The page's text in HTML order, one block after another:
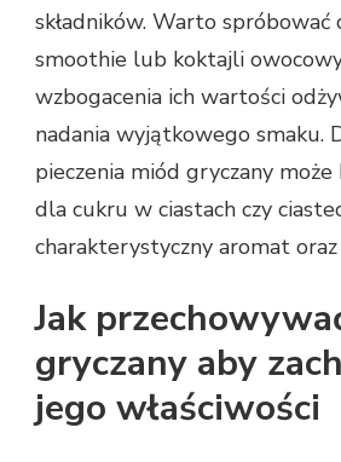
składników. Warto spróbować
smoothie lub koktajli
wzbogacenia ich wartości
nadania wyjątkowego smaku.
pieczenia miód gryczany
dla cukru w ciastach czy
charakterystyczny aromat
Jak
gryczany aby
jego właściwości